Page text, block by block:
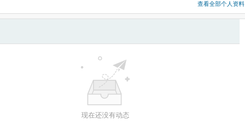
查看全部个人资料
现在还没有动态